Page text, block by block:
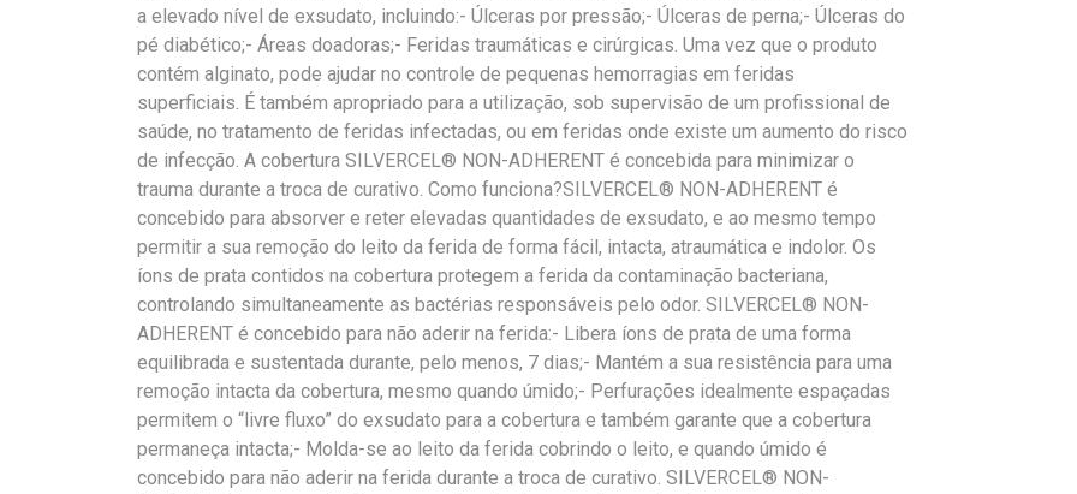
a elevado nível de exsudato, incluindo:- Úlceras por pressão;- Úlceras de perna;- Úlceras do
pé diabético;- Áreas doadoras;- Feridas traumáticas e cirúrgicas. Uma vez que o produto
contém alginato, pode ajudar no controle de pequenas hemorragias em feridas
superficiais. É também apropriado para a utilização, sob supervisão de um profissional de
saúde, no tratamento de feridas infectadas, ou em feridas onde existe um aumento do risco
de infecção. A cobertura SILVERCEL® NON-ADHERENT é concebida para minimizar o
trauma durante a troca de curativo. Como funciona?SILVERCEL® NON-ADHERENT é
concebido para absorver e reter elevadas quantidades de exsudato, e ao mesmo tempo
permitir a sua remoção do leito da ferida de forma fácil, intacta, atraumática e indolor. Os
íons de prata contidos na cobertura protegem a ferida da contaminação bacteriana,
controlando simultaneamente as bactérias responsáveis pelo odor. SILVERCEL® NON-
ADHERENT é concebido para não aderir na ferida:- Libera íons de prata de uma forma
equilibrada e sustentada durante, pelo menos, 7 dias;- Mantém a sua resistência para uma
remoção intacta da cobertura, mesmo quando úmido;- Perfurações idealmente espaçadas
permitem o “livre fluxo” do exsudato para a cobertura e também garante que a cobertura
permaneça intacta;- Molda-se ao leito da ferida cobrindo o leito, e quando úmido é
concebido para não aderir na ferida durante a troca de curativo. SILVERCEL® NON-